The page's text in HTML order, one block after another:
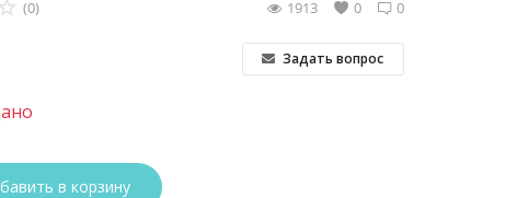
0
(0) 0
1913
Задать вопрос
в корзину